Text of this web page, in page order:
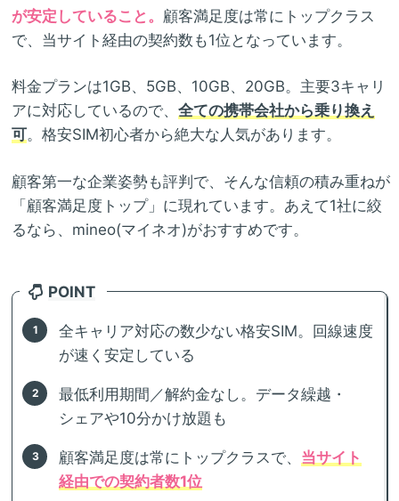
が安定していること。 顧客満足度は常にトップクラス
で、当サイト経由の契約数も1位となっています。
料金プランは1GB、5GB、10GB、20GB。主要3キャリ
アに対応しているので、 全ての携帯会社から乗り換え
可。格安SIM初心者から絶大な人気があります。
顧客第一な企業姿勢も評判で、そんな信頼の積み重ねが
「顧客満足度トップ」に現れています。あえて1社に絞
るなら、mineo(マイネオ)がおすすめです。
POINT
全キャリア対応の数少ない格安SIM。回線速度
が速く安定している
最低利用期間／解約金なし。データ繰越・
シェアや10分かけ放題も
顧客満足度は常にトップクラスで、 当サイト
経由での契約者数1位